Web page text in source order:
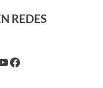
REDES